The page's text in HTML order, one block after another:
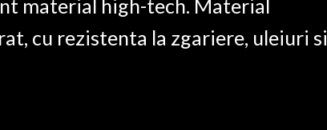
material high-tech. Material
cu rezistenta la zgariere, uleiuri si